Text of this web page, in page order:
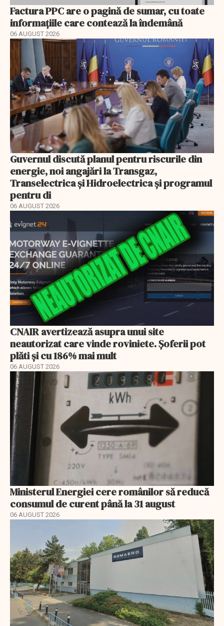
Factura PPC are o pagină de sumar, cu toate
informațiile care contează la îndemână
06 AUGUST 2026
Guvernul discută planul pentru riscurile din
energie, noi angajări la Transgaz,
Transelectrica și Hidroelectrica și programul
pentru di
06 AUGUST 2026
CNAIR avertizează asupra unui site
neautorizat care vinde roviniete. Șoferii pot
plăti și cu 186% mai mult
06 AUGUST 2026
Ministerul Energiei cere românilor să reducă
consumul de curent până la 31 august
06 AUGUST 2026